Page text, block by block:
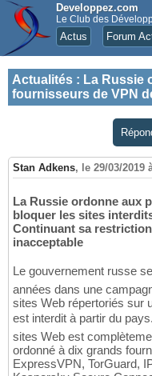
Developpez.com
Le Club des
Actus Forum
Actualités : La Russie
fournisseurs de VPN
Stan Adkens, le 29/03/2019
La Russie ordonne aux
bloquer les sites
Continuant sa
inacceptable
Le gouvernement russe
années dans une
sites Web répertoriés sur
est interdit à partir du
sites Web est
ordonné à dix grands
ExpressVPN, TorGuard,